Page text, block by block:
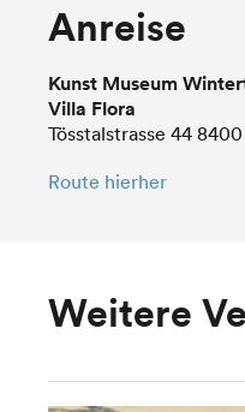
Anreise
Kunst Museum
Villa Flora
Tösstalstrasse 44
Route hierher
Weitere